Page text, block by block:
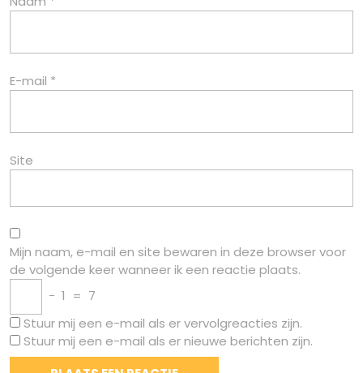
E-mail *
Site
Mijn naam, e-mail en site bewaren in deze browser voor
de volgende keer wanneer ik een reactie plaats.
− 1 = 7
Stuur mij een e-mail als er vervolgreacties zijn.
Stuur mij een e-mail als er nieuwe berichten zijn.